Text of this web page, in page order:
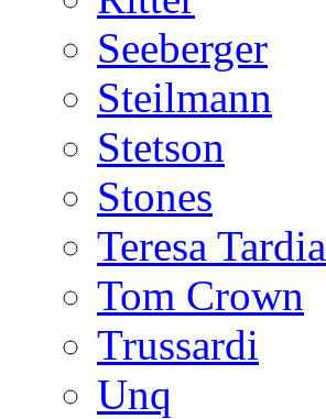
Seeberger
Steilmann
Stetson
Stones
Teresa Tardia
Tom Crown
Trussardi
Unq